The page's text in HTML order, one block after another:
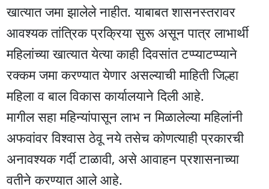
खात्यात जमा झालेले नाहीत. याबाबत शासनस्तरावर
आवश्यक तांत्रिक प्रक्रिया सुरू असून पात्र लाभार्थी
महिलांच्या खात्यात येत्या काही दिवसांत टप्प्याटप्प्याने
रक्कम जमा करण्यात येणार असल्याची माहिती जिल्हा
महिला व बाल विकास कार्यालयाने दिली आहे.
मागील सहा महिन्यांपासून लाभ न मिळालेल्या महिलांनी
अफवांवर विश्वास ठेवू नये तसेच कोणत्याही प्रकारची
अनावश्यक गर्दी टाळावी, असे आवाहन प्रशासनाच्या
वतीने करण्यात आले आहे.